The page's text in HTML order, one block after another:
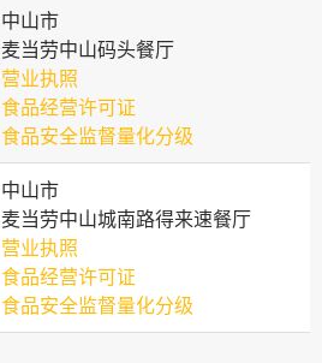
中山市
麦当劳中山码头餐厅
营业执照
食品经营许可证
食品安全监督量化分级
中山市
麦当劳中山城南路得来速餐厅
营业执照
食品经营许可证
食品安全监督量化分级